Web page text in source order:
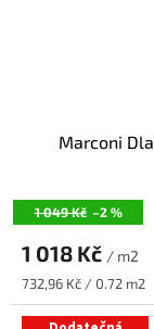
1 049 Kč –2 %
Marconi
1 018 Kč / m2
Measure
price:
732,96 Kč / 0.72 m2